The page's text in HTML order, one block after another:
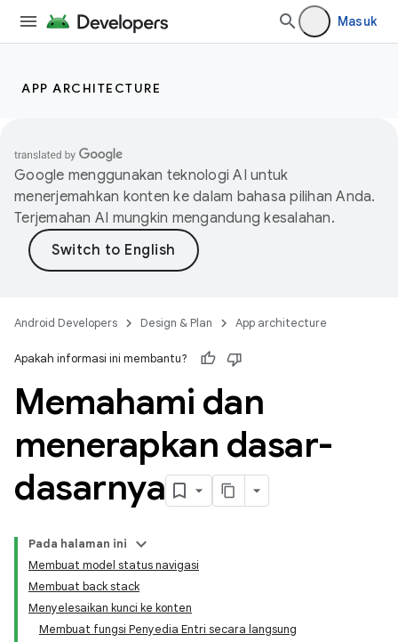
Masuk
APP ARCHITECTURE
Google menggunakan teknologi AI untuk
menerjemahkan konten ke dalam bahasa pilihan Anda.
Terjemahan AI mungkin mengandung kesalahan.
Android Developers Design & Plan App architecture
Apakah informasi ini membantu?
Memahami dan
menerapkan dasar-
dasarnya
Pada halaman ini
Membuat model status navigasi
Membuat back stack
Menyelesaikan kunci ke konten
Membuat fungsi Penyedia Entri secara langsung